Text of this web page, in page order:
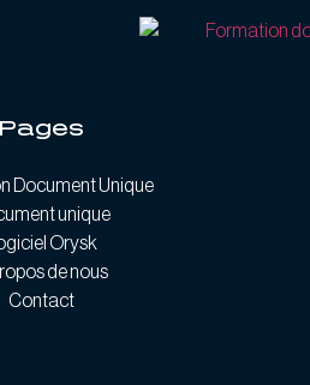
Pages
Document Unique
unique
Orysk
de nous
Contact